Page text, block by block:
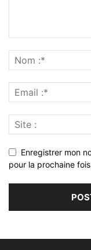
Enregistrer mon
pour la prochaine